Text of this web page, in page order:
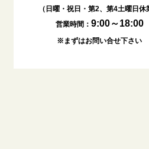
（日曜・祝日・第2、第4土曜日休
営業時間： 9:00～18:00
※まずはお問い合せ下さい